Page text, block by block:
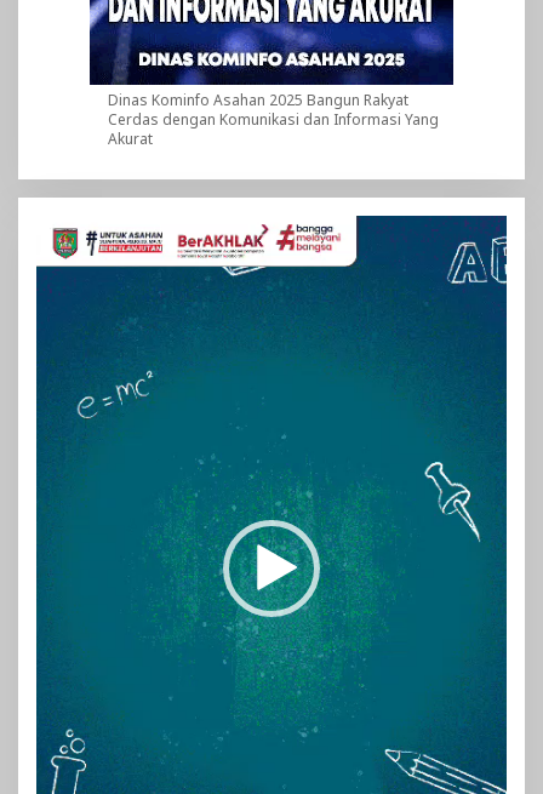
Dinas Kominfo Asahan 2025 Bangun Rakyat
Cerdas dengan Komunikasi dan Informasi Yang
Akurat
Pemutar
Video